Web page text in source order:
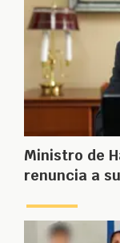
Ministro de
renuncia a